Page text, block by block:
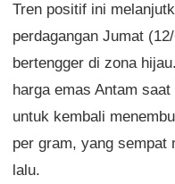
Tren positif ini
perdagangan Jumat
bertengger di zona
harga emas Antam
untuk kembali
per gram, yang sempat
lalu.